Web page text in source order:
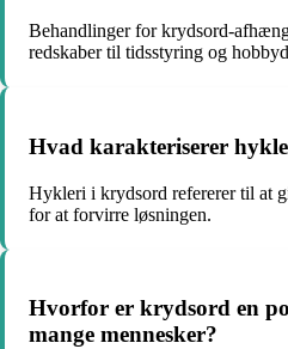
Behandlinger for krydsord-
redskaber til tidsstyring og
Hvad karakteriserer
Hykleri i krydsord refererer til at
for at forvirre løsningen.
Hvorfor er krydsord en
mange mennesker?